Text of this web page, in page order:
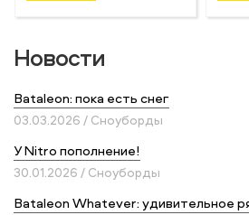
Новости
Bataleon: пока есть снег
03.03.2026 / Сноуборды
У Nitro пополнение!
30.01.2026 / Сноуборды
Bataleon Whatever: удивительное